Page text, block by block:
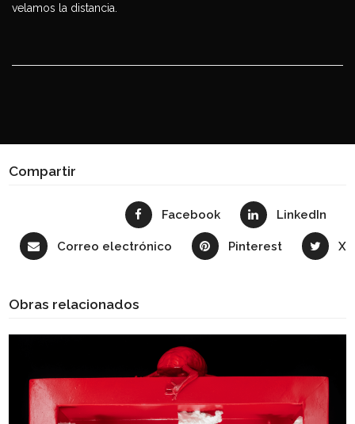
velamos la distancia.
Compartir
Facebook LinkedIn
Correo electrónico Pinterest X
Obras relacionados